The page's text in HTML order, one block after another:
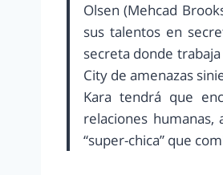
Olsen (Mehcad
sus talentos en
secreta donde
City de amenazas
Kara tendrá que
relaciones
“super-chica” que